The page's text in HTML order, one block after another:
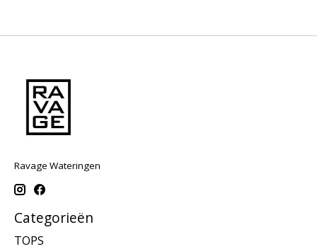
Ravage Wateringen
Categorieën
TOPS